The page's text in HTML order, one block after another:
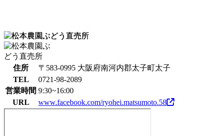
住所
〒583-0995 大阪府南河内郡太子町太子
TEL
0721-98-2089
営業時間 9:30~16:00
URL
www.facebook.com/ryohei.matsumoto.58